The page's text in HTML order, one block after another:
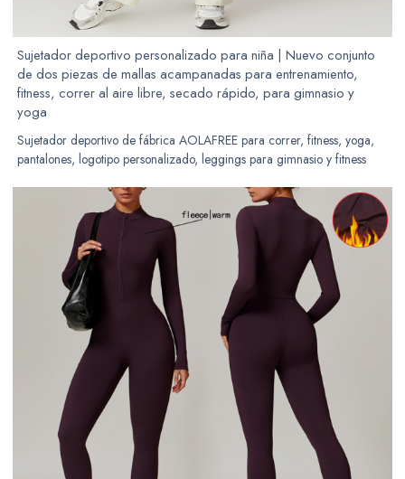
Sujetador deportivo personalizado para niña | Nuevo conjunto
de dos piezas de mallas acampanadas para entrenamiento,
fitness, correr al aire libre, secado rápido, para gimnasio y
yoga
Sujetador deportivo de fábrica AOLAFREE para correr, fitness, yoga,
pantalones, logotipo personalizado, leggings para gimnasio y fitness